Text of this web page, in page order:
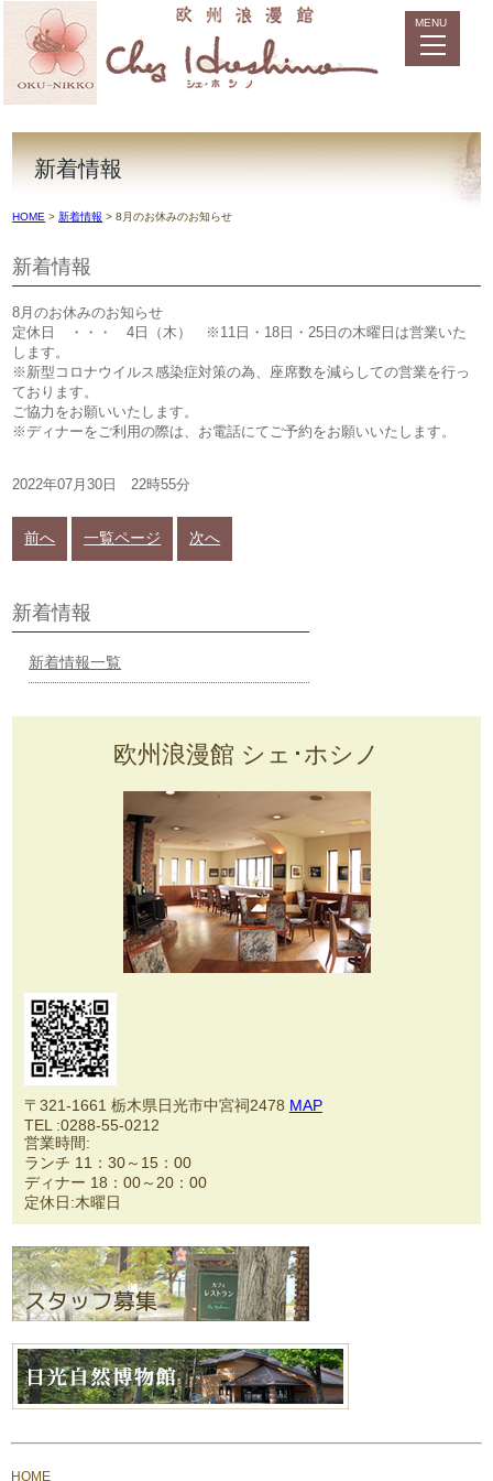
新着情報
HOME >新着情報 >8月のお休みのお知らせ
新着情報
8月のお休みのお知らせ
定休日 ・・・ 4日（木） ※11日・18日・25日の木曜日は営業いた
します。
※新型コロナウイルス感染症対策の為、座席数を減らしての営業を行っ
ております。
ご協力をお願いいたします。
※ディナーをご利用の際は、お電話にてご予約をお願いいたします。
2022年07月30日 22時55分
前へ 一覧ページ 次へ
新着情報
新着情報一覧
欧州浪漫館 シェ･ホシノ
〒321-1661 栃木県日光市中宮祠2478 MAP
TEL :0288-55-0212
営業時間:
ランチ 11：30～15：00
ディナー 18：00～20：00
定休日:木曜日
HOME